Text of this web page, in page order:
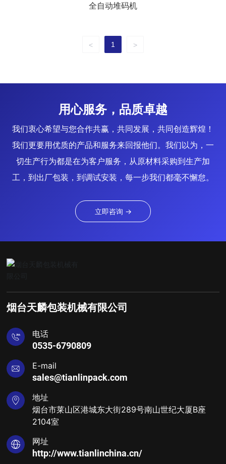
全自动堆码机
< 1 >
用心服务，品质卓越
我们衷心希望与您合作共赢，共同发展，共同创造辉煌！
我们更要用优质的产品和服务来回报他们。我们以为，一
切生产行为都是在为客户服务，从原材料采购到生产加
工，到出厂包装，到调试安装，每一步我们都毫不懈怠。
立即咨询 →
烟台天麟包装机械有限公司
电话
0535-6790809
E-mail
sales@tianlinpack.com
地址
烟台市莱山区港城东大街289号南山世纪大厦B座
2104室
网址
http://www.tianlinchina.cn/